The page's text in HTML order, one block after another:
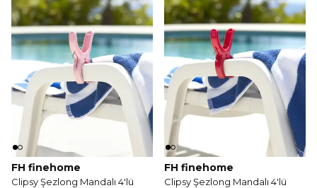
FH finehome
Clipsy Şezlong Mandalı 4'lü
FH finehome
Clipsy Şezlong Mandalı 4'lü